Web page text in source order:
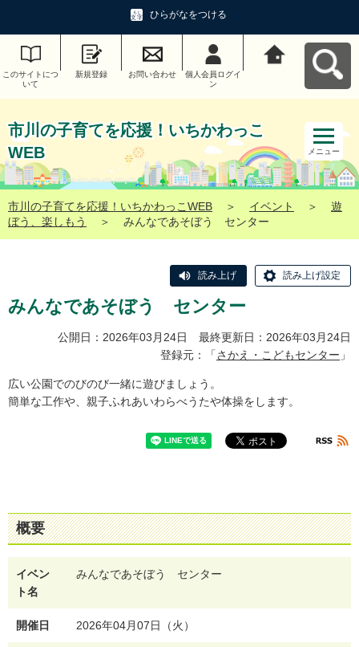
ひらがなをつける
このサイトにつ
いて
新規登録 お問い合わせ
個人会員ログイ
ン
市川の子育てを応援！いちかわっこ
WEB
メニュー
市川の子育てを応援！いちかわっこWEB ＞ イベント ＞
遊
ぼう、楽しもう
＞ みんなであそぼう センター
読み上げ 読み上げ設定
みんなであそぼう センター
公開日：2026年03月24日 最終更新日：2026年03月24日
登録元：「さかえ・こどもセンター 」
広い公園でのびのび一緒に遊びましょう。
簡単な工作や、親子ふれあいわらべうたや体操をします。
概要
イベン
ト名
みんなであそぼう センター
開催日 2026年04月07日（火）